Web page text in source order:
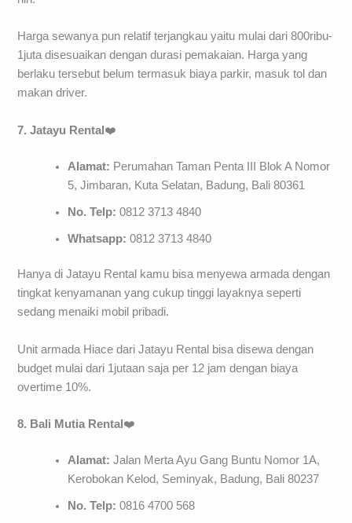
Harga sewanya pun relatif terjangkau yaitu mulai dari 800ribu-
1juta disesuaikan dengan durasi pemakaian. Harga yang
berlaku tersebut belum termasuk biaya parkir, masuk tol dan
makan driver.
7. Jatayu Rental ❤️
Alamat: Perumahan Taman Penta III Blok A Nomor
5, Jimbaran, Kuta Selatan, Badung, Bali 80361
No. Telp: 0812 3713 4840
Whatsapp: 0812 3713 4840
Hanya di Jatayu Rental kamu bisa menyewa armada dengan
tingkat kenyamanan yang cukup tinggi layaknya seperti
sedang menaiki mobil pribadi.
Unit armada Hiace dari Jatayu Rental bisa disewa dengan
budget mulai dari 1jutaan saja per 12 jam dengan biaya
overtime 10%.
8. Bali Mutia Rental ❤️
Alamat: Jalan Merta Ayu Gang Buntu Nomor 1A,
Kerobokan Kelod, Seminyak, Badung, Bali 80237
No. Telp: 0816 4700 568